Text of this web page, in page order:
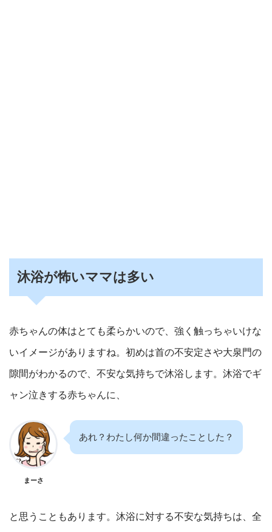
沐浴が怖いママは多い
赤ちゃんの体はとても柔らかいので、強く触っちゃいけな
いイメージがありますね。初めは首の不安定さや大泉門の
隙間がわかるので、不安な気持ちで沐浴します。沐浴でギ
ャン泣きする赤ちゃんに、
まーさ
あれ？わたし何か間違ったことした？
と思うこともあります。沐浴に対する不安な気持ちは、全